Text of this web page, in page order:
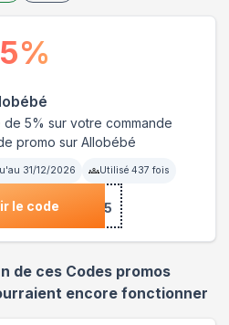
5% sur votre commande
promo sur Allobébé
31/12/2026 Utilisé 437 fois
le code ***5
5%
de ces Codes promos
encore fonctionner